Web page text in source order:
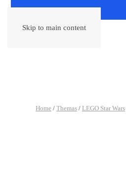
Skip to main content
Home / Themas / LEGO Star Wars